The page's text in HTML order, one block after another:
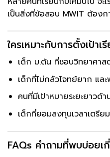
เป็นสิ่งที่ข้อสอบ MWIT ต้องก
ใครเหมาะกับการตั้งเป้าเ
เด็ก ม.ต้น ที่ชอบวิทยาศาส
เด็กที่ไม่กลัวโจทย์ยาก แล
คนที่มีเป้าหมายระยะยาวด้
เด็กที่ยอมลงทุนเวลาเตรีย
FAQs คำถามที่พบบ่อยเ